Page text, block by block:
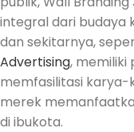
integral dari budaya
dan sekitarnya,
Advertising, memiliki
memfasilitasi
merek
di ibukota.